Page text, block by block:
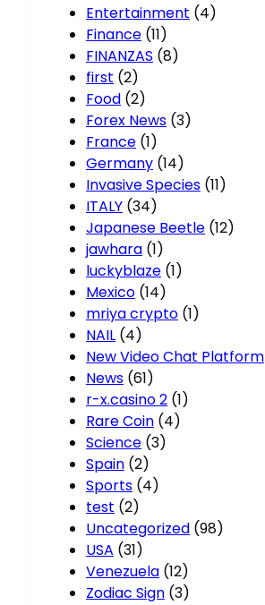
Entertainment (4)
Finance (11)
FINANZAS (8)
first (2)
Food (2)
Forex News (3)
France (1)
Germany (14)
Invasive Species (11)
ITALY (34)
Japanese Beetle (12)
jawhara (1)
luckyblaze (1)
Mexico (14)
mriya crypto (1)
NAIL (4)
New Video Chat Platform
News (61)
r-x.casino 2 (1)
Rare Coin (4)
Science (3)
Spain (2)
Sports (4)
test (2)
Uncategorized (98)
USA (31)
Venezuela (12)
Zodiac Sign (3)